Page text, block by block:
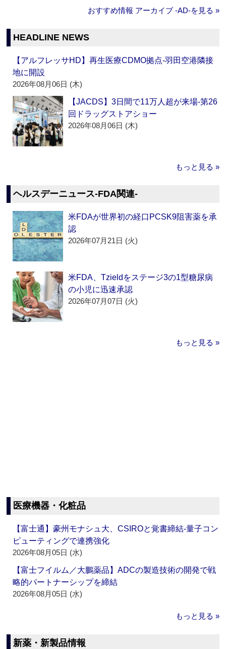
おすすめ情報 アーカイブ ‐AD‐を見る »
HEADLINE NEWS
【アルフレッサHD】再生医療CDMO拠点‐羽田空港隣接
地に開設
2026年08月06日 (木)
【JACDS】3日間で11万人超が来場‐第26
回ドラッグストアショー
2026年08月06日 (木)
もっと見る »
ヘルスデーニュース‐FDA関連‐
米FDAが世界初の経口PCSK9阻害薬を承
認
2026年07月21日 (火)
米FDA、Tzieldをステージ3の1型糖尿病
の小児に迅速承認
2026年07月07日 (火)
もっと見る »
医療機器・化粧品
【富士通】豪州モナシュ大、CSIROと覚書締結‐量子コン
ピューティングで連携強化
2026年08月05日 (水)
【富士フイルム／大鵬薬品】ADCの製造技術の開発で戦
略的パートナーシップを締結
2026年08月05日 (水)
もっと見る »
新薬・新製品情報